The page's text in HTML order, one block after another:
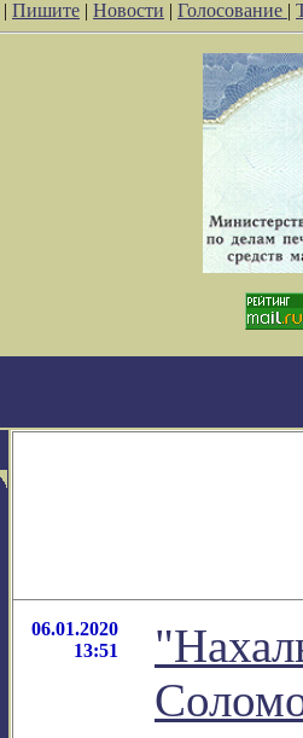
| Пишите | Новости | Голосование |
06.01.2020
13:51